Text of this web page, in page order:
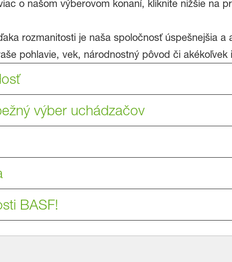
o našom výberovom konaní, kliknite nižšie na
rozmanitosti je naša spoločnosť úspešnejšia a
pohlavie, vek, národnostný pôvod či
výber uchádzačov
BASF!